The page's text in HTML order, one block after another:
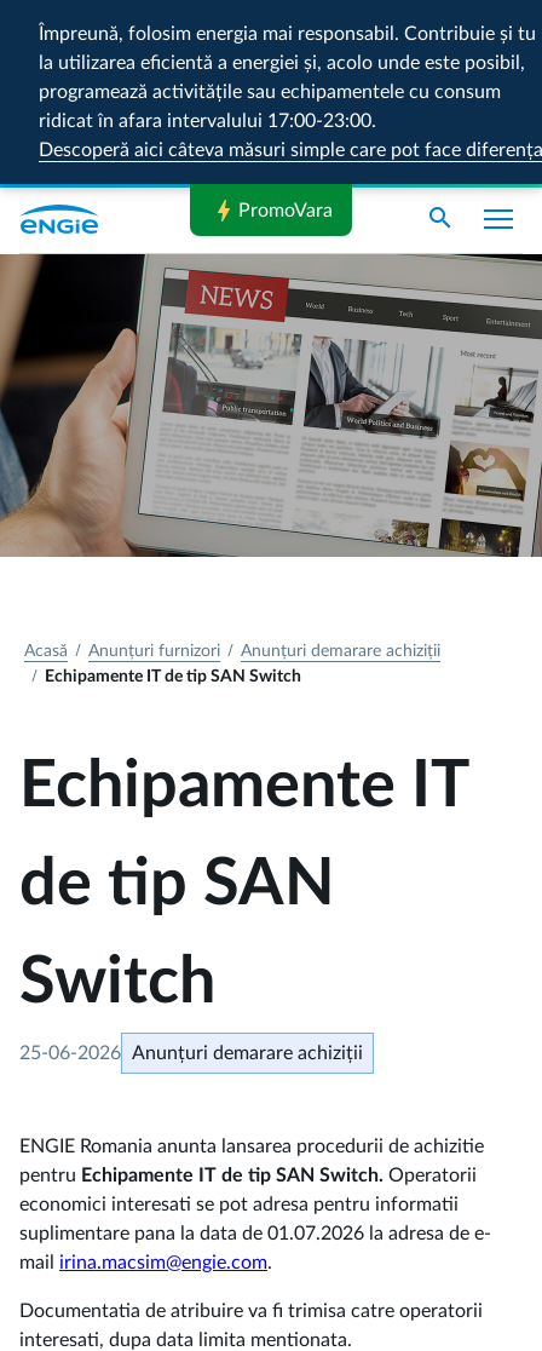
Împreună, folosim energia mai responsabil. Contribuie și tu
la utilizarea eficientă a energiei și, acolo unde este posibil,
programează activitățile sau echipamentele cu consum
ridicat în afara intervalului 17:00-23:00.
Descoperă aici câteva măsuri simple care pot face diferența
search
Acasă Anunțuri furnizori
Anunțuri demarare achiziții
Echipamente IT de tip SAN Switch
Echipamente IT
de tip SAN
Switch
25-06-2026 Anunțuri demarare achiziții
ENGIE Romania anunta lansarea procedurii de achizitie
pentru Echipamente IT de tip SAN Switch. Operatorii
economici interesati se pot adresa pentru informatii
suplimentare pana la data de 01.07.2026 la adresa de e-
mail irina.macsim@engie.com.
Documentatia de atribuire va fi trimisa catre operatorii
interesati, dupa data limita mentionata.
bolt PromoVara